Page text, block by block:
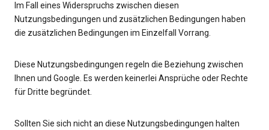
Im Fall eines Widerspruchs zwischen diesen
Nutzungsbedingungen und zusätzlichen Bedingungen haben
die zusätzlichen Bedingungen im Einzelfall Vorrang.
Diese Nutzungsbedingungen regeln die Beziehung zwischen
Ihnen und Google. Es werden keinerlei Ansprüche oder Rechte
für Dritte begründet.
Sollten Sie sich nicht an diese Nutzungsbedingungen halten